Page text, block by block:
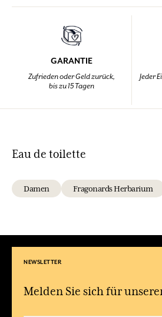
GARANTIE
Zufrieden oder Geld zurück,
bis zu 15 Tagen
Jeder
Eau de toilette
Damen Fragonards Herbarium
NEWSLETTER
Melden Sie sich für